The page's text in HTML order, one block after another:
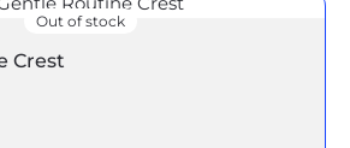
Out of stock
Crest